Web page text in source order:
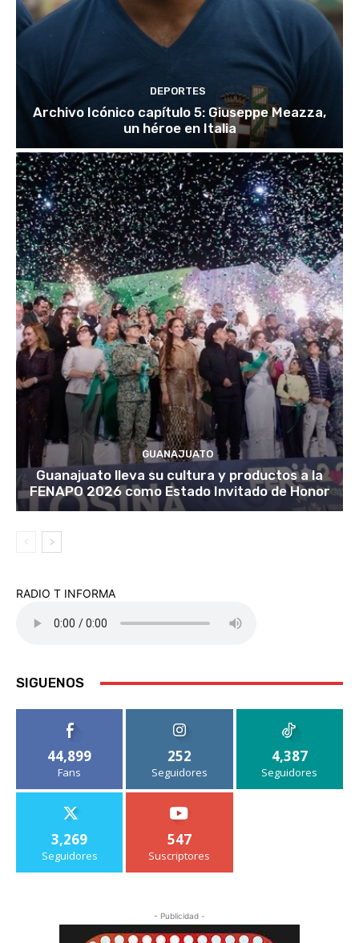
DEPORTES
Archivo Icónico capítulo 5: Giuseppe Meazza,
un héroe en Italia
GUANAJUATO
Guanajuato lleva su cultura y productos a la
FENAPO 2026 como Estado Invitado de Honor
RADIO T INFORMA
SIGUENOS
44,899
Fans
252
Seguidores
4,387
Seguidores
3,269
Seguidores
547
Suscriptores
- Publicidad -